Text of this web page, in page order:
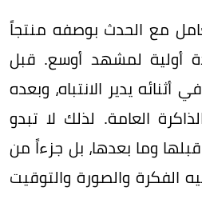
مع الحدث بوصفه منتجاً
أولية لمشهد أوسع. قبل
يدير الانتباه، وبعده
العامة. لذلك لا تبدو
وما بعدها، بل جزءاً من
الفكرة والصورة والتوقيت